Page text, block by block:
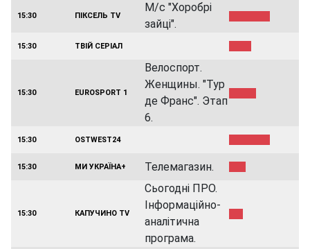
15:30 ПІКСЕЛЬ TV
М/с "Хоробрі
зайці".
15:30 ТВІЙ СЕРІАЛ
15:30 EUROSPORT 1
Велоспорт.
Женщины. "Тур
де Франс". Этап
6.
15:30 OSTWEST24
15:30 МИ УКРАЇНА+ Телемагазин.
15:30 КАПУЧИНО TV
Сьогодні ПРО.
Інформаційно-
аналітична
програма.